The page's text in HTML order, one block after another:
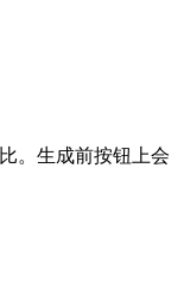
。生成前按钮上会